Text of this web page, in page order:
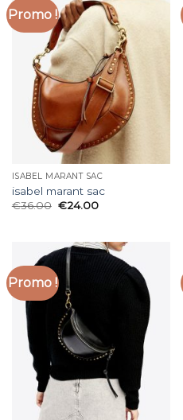
Promo !
ISABEL MARANT SAC
isabel marant sac
€36.00 €24.00
Promo !